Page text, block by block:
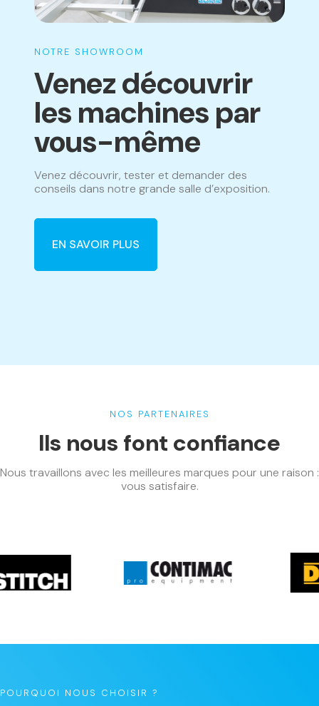
NOTRE SHOWROOM
Venez découvrir
les machines par
vous-même
Venez découvrir, tester et demander des
conseils dans notre grande salle d’exposition.
EN SAVOIR PLUS
NOS PARTENAIRES
Ils nous font confiance
Nous travaillons avec les meilleures marques pour une raison :
vous satisfaire.
POURQUOI NOUS CHOISIR ?